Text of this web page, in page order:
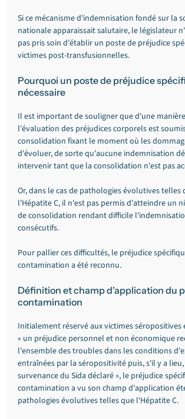
Si ce mécanisme d'indemnisation fondé sur la
nationale apparaissait salutaire, le législateur
pas pris soin d'établir un poste de préjudice
victimes post-transfusionnelles.
Pourquoi un poste de préjudice
nécessaire
Il est important de souligner que d'une
l'évaluation des préjudices corporels est
consolidation fixant le moment où les
d'évoluer, de sorte qu'aucune indemnisation
intervenir tant que la consolidation n'est pas
Or, dans le cas de pathologies évolutives telles
l'Hépatite C, il n'est pas permis d'atteindre un
de consolidation rendant difficile
consécutifs.
Pour pallier ces difficultés, le préjudice
contamination a été reconnu.
Définition et champ d'application du
contamination
Initialement réservé aux victimes séropositives
« un préjudice personnel et non économique
l'ensemble des troubles dans les conditions
entraînées par la séropositivité puis, s'il y a
survenance du Sida déclaré », le préjudice
contamination a vu son champ d'application
pathologies évolutives telles que l'Hépatite C.